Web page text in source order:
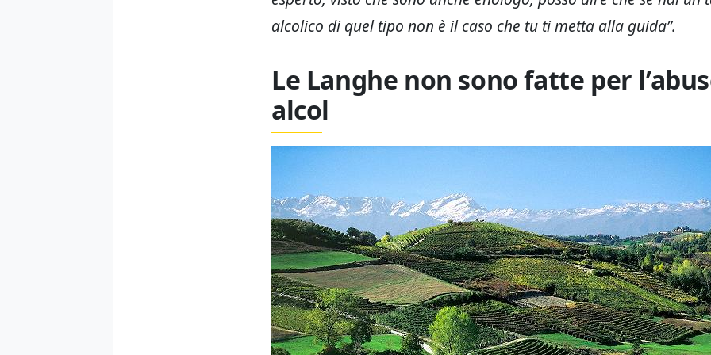
alcolico di quel tipo non è il caso che tu ti metta alla guida”.
Le Langhe non sono fatte per
alcol